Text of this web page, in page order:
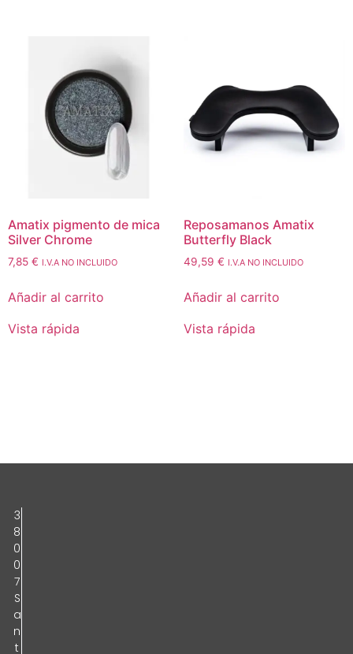
Amatix pigmento de mica
Silver Chrome
7,85 € I.V.A NO INCLUIDO
Añadir al carrito
Vista rápida
Reposamanos Amatix
Butterfly Black
49,59 € I.V.A NO INCLUIDO
Añadir al carrito
Vista rápida
3
8
0
0
7
S
a
n
t